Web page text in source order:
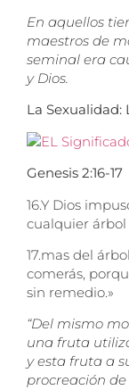
En aquellos
maestros de
seminal era
y Dios.
La
Genesis 2:16-17
16.Y Dios
cualquier
17.mas del
comerás,
sin remedio.»
“Del mismo
una fruta
y esta fruta a
procreación de